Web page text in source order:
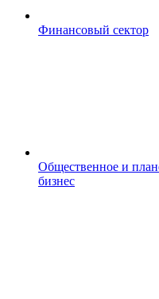
Финансовый сектор
Общественное и
бизнес